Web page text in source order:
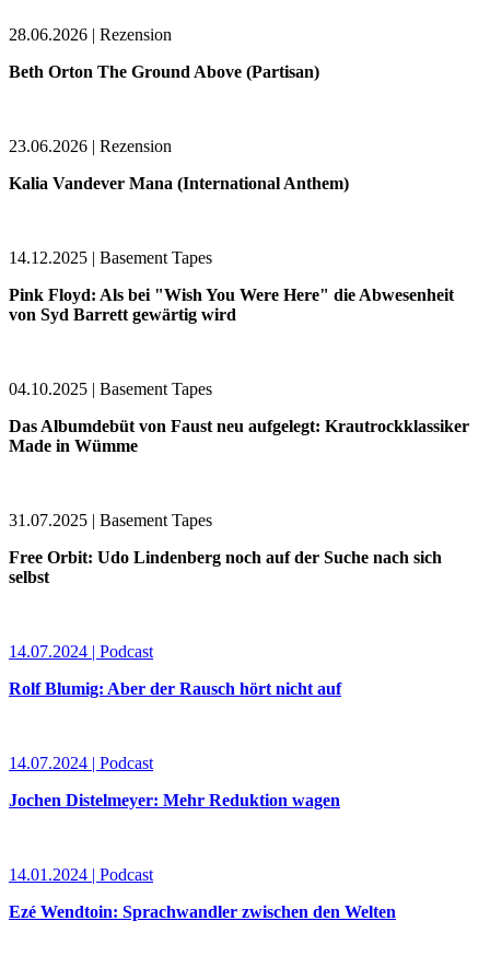
28.06.2026 | Rezension
Beth Orton The Ground Above (Partisan)
23.06.2026 | Rezension
Kalia Vandever Mana (International Anthem)
14.12.2025 | Basement Tapes
Pink Floyd: Als bei "Wish You Were Here" die Abwesenheit
von Syd Barrett gewärtig wird
04.10.2025 | Basement Tapes
Das Albumdebüt von Faust neu aufgelegt: Krautrockklassiker
Made in Wümme
31.07.2025 | Basement Tapes
Free Orbit: Udo Lindenberg noch auf der Suche nach sich
selbst
14.07.2024 | Podcast
Rolf Blumig: Aber der Rausch hört nicht auf
14.07.2024 | Podcast
Jochen Distelmeyer: Mehr Reduktion wagen
14.01.2024 | Podcast
Ezé Wendtoin: Sprachwandler zwischen den Welten